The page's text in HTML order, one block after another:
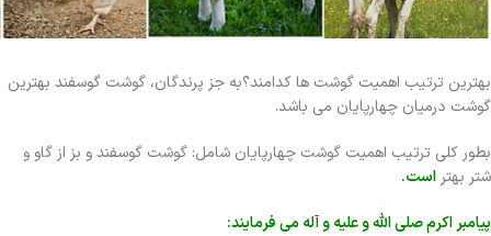
بهترین ترتیب اهمیت گوشت ها کدامند؟به جز پرندگان، گوشت گوسفند بهترین
گوشت درمیان چهارپایان می باشد.
بطور کلی ترتیب اهمیت گوشت چهارپایان شامل: گوشت گوسفند و بز از گاو و
شتر بهتر است.
پیامبر اکرم صلی الله و علیه و آله می فرمایند: